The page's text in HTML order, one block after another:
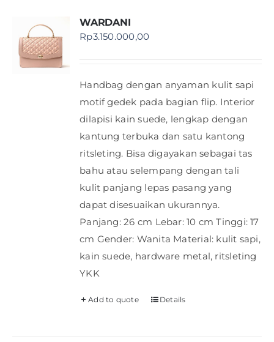
WARDANI
Rp3.150.000,00
Handbag dengan anyaman kulit sapi
motif gedek pada bagian flip. Interior
dilapisi kain suede, lengkap dengan
kantung terbuka dan satu kantong
ritsleting. Bisa digayakan sebagai tas
bahu atau selempang dengan tali
kulit panjang lepas pasang yang
dapat disesuaikan ukurannya.
Panjang: 26 cm Lebar: 10 cm Tinggi: 17
cm Gender: Wanita Material: kulit sapi,
kain suede, hardware metal, ritsleting
YKK
Add to quote Details